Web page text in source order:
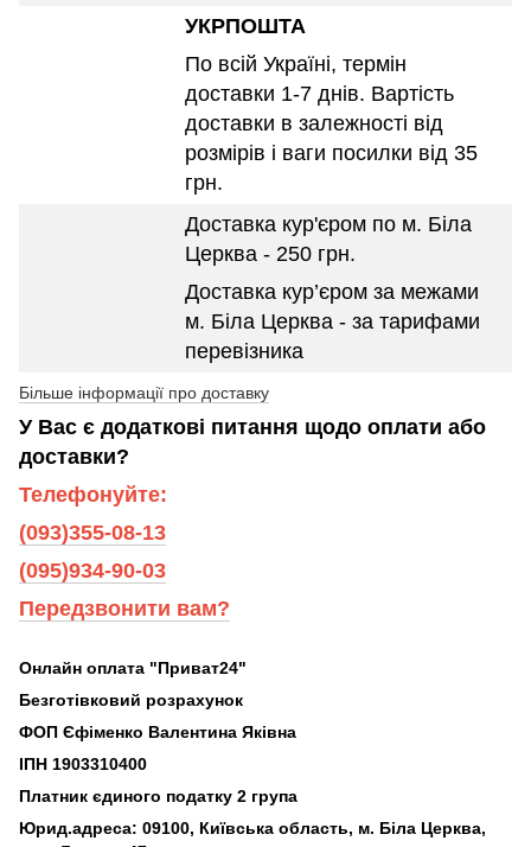
УКРПОШТА
По всій Україні, термін
доставки 1-7 днів. Вартість
доставки в залежності від
розмірів і ваги посилки від 35
грн.
Доставка кур'єром по м. Біла
Церква - 250 грн.
Доставка кур’єром за межами
м. Біла Церква - за тарифами
перевізника
Більше інформації про доставку
У Вас є додаткові питання щодо оплати або
доставки?
Телефонуйте:
(093)355-08-13
(095)934-90-03
Передзвонити вам?
Онлайн оплата "Приват24"
Безготівковий розрахунок
ФОП Єфіменко Валентина Яківна
ІПН 1903310400
Платник єдиного податку 2 група
Юрид.адреса: 09100, Київська область, м. Біла Церква,